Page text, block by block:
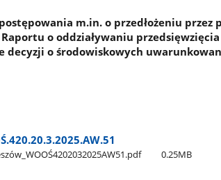
m.in. o przedłożeniu przez
o oddziaływaniu
decyzji o środowiskowych
0.25MB